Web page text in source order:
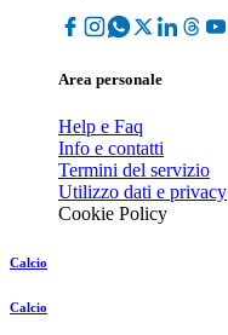
Area personale
Help e Faq
Info e contatti
Termini del servizio
Utilizzo dati e privacy
Cookie Policy
Calcio
Calcio